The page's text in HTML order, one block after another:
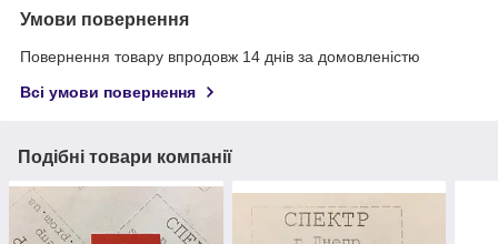
Умови повернення
Повернення товару впродовж 14 днів за домовленістю
Всі умови повернення
Подібні товари компанії